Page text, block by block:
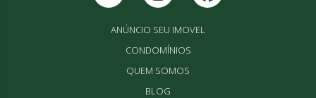
ANÚNCIO SEU IMOVEL
CONDOMÍNIOS
QUEM SOMOS
BLOG